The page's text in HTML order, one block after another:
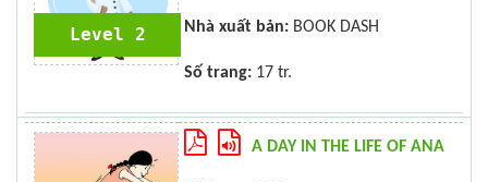
Level 2 Nhà xuất bản: BOOK DASH
Số trang: 17 tr.
A DAY IN THE LIFE OF ANA